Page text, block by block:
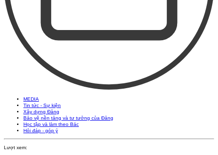
MEDIA
Tin tức - Sự kiện
Xây dựng Đảng
Bảo vệ nền tảng và tư tưởng của Đảng
Học tập và làm theo Bác
Hỏi đáp - góp ý
Lượt xem: